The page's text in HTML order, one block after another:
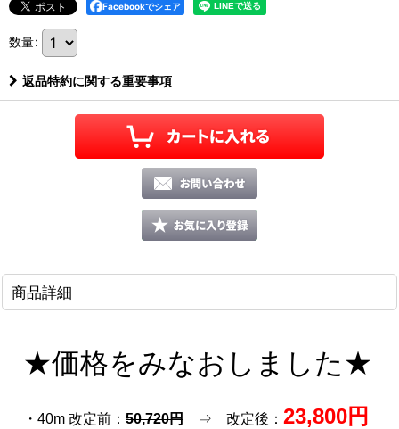
Facebookでシェア
数量:
返品特約に関する重要事項
商品詳細
★価格をみなおしました★
・40m 改定前： 50,720円 ⇒ 改定後： 23,800円